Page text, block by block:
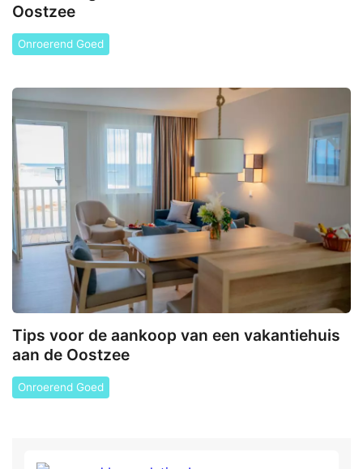
Oostzee
Onroerend Goed
Tips voor de aankoop van een vakantiehuis
aan de Oostzee
Onroerend Goed